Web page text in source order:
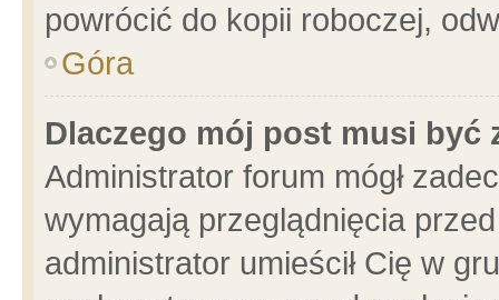
powrócić do kopii roboczej,
Góra
Dlaczego mój post musi być
Administrator forum mógł
wymagają przeglądnięcia
administrator umieścił Cię w